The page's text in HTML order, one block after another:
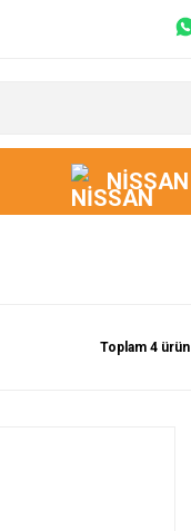
NISSAN
Toplam 4 ürün